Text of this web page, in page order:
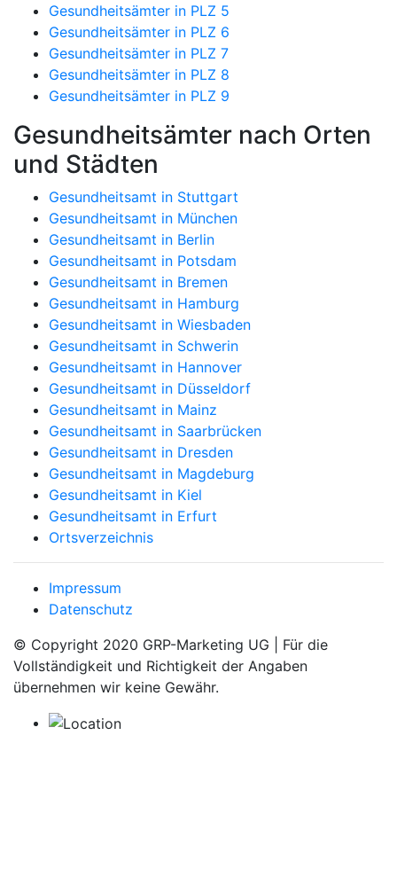
Gesundheitsämter in PLZ 5
Gesundheitsämter in PLZ 6
Gesundheitsämter in PLZ 7
Gesundheitsämter in PLZ 8
Gesundheitsämter in PLZ 9
Gesundheitsämter nach Orten
und Städten
Gesundheitsamt in Stuttgart
Gesundheitsamt in München
Gesundheitsamt in Berlin
Gesundheitsamt in Potsdam
Gesundheitsamt in Bremen
Gesundheitsamt in Hamburg
Gesundheitsamt in Wiesbaden
Gesundheitsamt in Schwerin
Gesundheitsamt in Hannover
Gesundheitsamt in Düsseldorf
Gesundheitsamt in Mainz
Gesundheitsamt in Saarbrücken
Gesundheitsamt in Dresden
Gesundheitsamt in Magdeburg
Gesundheitsamt in Kiel
Gesundheitsamt in Erfurt
Ortsverzeichnis
Impressum
Datenschutz
© Copyright 2020 GRP-Marketing UG | Für die
Vollständigkeit und Richtigkeit der Angaben
übernehmen wir keine Gewähr.